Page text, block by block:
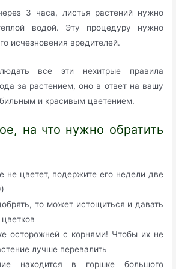
3 часа, листья растений нужно
водой. Эту процедуру нужно
исчезновения вредителей.
все эти нехитрые правила
за растением, оно в ответ на вашу
и красивым цветением.
на что нужно обратить
не цветет, подержите его недели две
то может истощиться и давать
осторожней с корнями! Чтобы их не
лучше перевалить
находится в горшке большого